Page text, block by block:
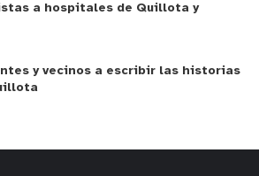
a hospitales de Quillota y
y vecinos a escribir las historias